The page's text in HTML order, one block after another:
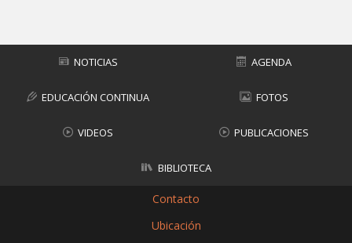
NOTICIAS AGENDA
EDUCACIÓN CONTINUA FOTOS
VIDEOS PUBLICACIONES
BIBLIOTECA
Contacto
Ubicación